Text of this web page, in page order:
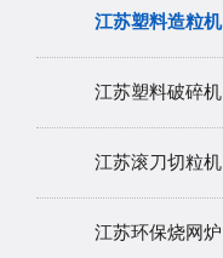
江苏塑料造粒机
江苏塑料破碎机
江苏滚刀切粒机
江苏环保烧网炉